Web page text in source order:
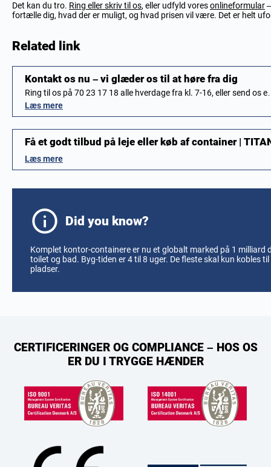
Det kan du tro. Ring eller skriv til os, eller udfyld voresonlineformular
fortælle dig, hvad der er muligt, og hvad prisen vil være. Det er helt
Related link
Kontakt os nu – vi glæder os til at høre fra dig
Ring til os på 70 23 17 18 alle hverdage fra kl. 7-16, eller send os
Læs mere
Få et godt tilbud på leje eller køb af container |
Læs mere
Did you know?
Komplet kontor-containere er nu et globalt marked på 1 milliard
toilet og bad. Byg-tiden er 4 til 8 uger. De fleste skal kun kobles
pladser.
CERTIFICERINGER OG COMPLIANCE – HOS OS
ER DU I TRYGGE HÆNDER